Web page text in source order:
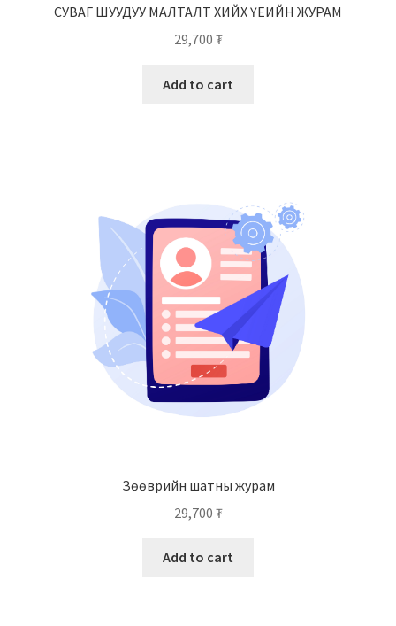
СУВАГ ШУУДУУ МАЛТАЛТ ХИЙХ ҮЕИЙН ЖУРАМ
29,700 ₮
Add to cart
Зөөврийн шатны журам
29,700 ₮
Add to cart